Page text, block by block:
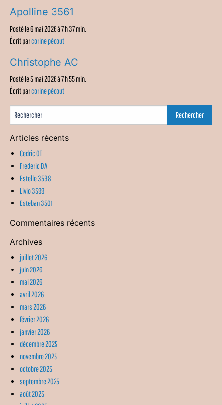
Apolline 3561
Posté le 6 mai 2026 à 7 h 37 min.
Écrit parcorine pécout
Christophe AC
Posté le 5 mai 2026 à 7 h 55 min.
Écrit parcorine pécout
Articles récents
Cedric OT
Frederic DA
Estelle 3538
Livio 3599
Esteban 3501
Commentaires récents
Archives
juillet 2026
juin 2026
mai 2026
avril 2026
mars 2026
février 2026
janvier 2026
décembre 2025
novembre 2025
octobre 2025
septembre 2025
août 2025